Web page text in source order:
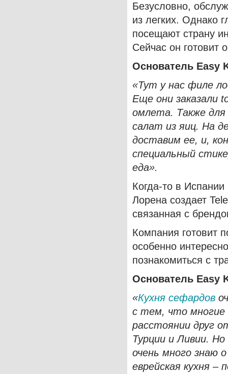
Безусловно,
из легких. Однако
посещают страну
Сейчас он готовит
Основатель Easy
«Тут у нас филе
Еще они заказали
омлета. Также
салат из яиц. На
доставим ее, и,
специальный
еда».
Когда-то в
Лорена создает
связанная с
Компания готовит
особенно
познакомиться с
Основатель Easy
«Кухня сефардов
с тем, что многие
расстоянии друг
Турции и Ливии. Но
очень много знаю
еврейская кухня –